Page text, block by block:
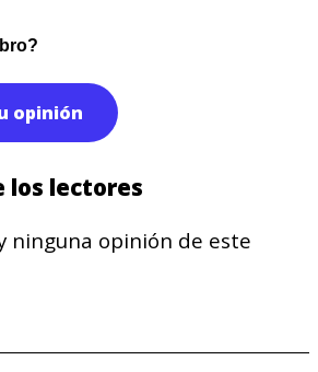
opinión
los lectores
ninguna opinión de este